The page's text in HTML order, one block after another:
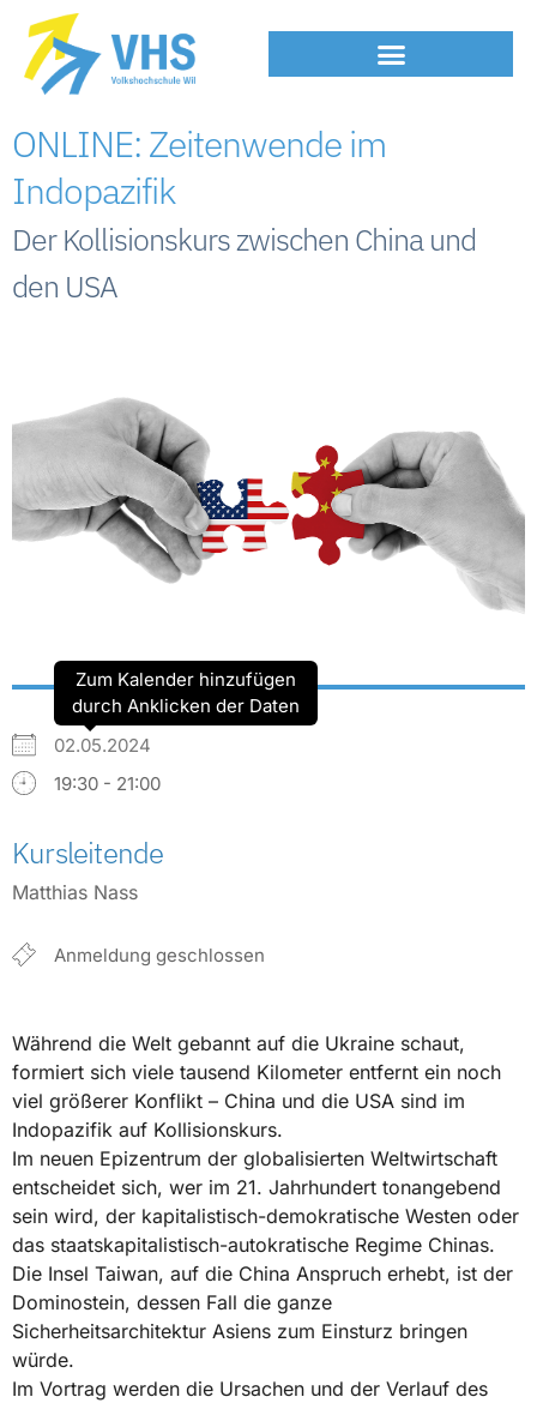
ONLINE: Zeitenwende im
Indopazifik
Der Kollisionskurs zwischen China und
den USA
02.05.2024
Zum Kalender hinzufügen
durch Anklicken der Daten
19:30 - 21:00
Kursleitende
Matthias Nass
Anmeldung geschlossen
Während die Welt gebannt auf die Ukraine schaut,
formiert sich viele tausend Kilometer entfernt ein noch
viel größerer Konflikt – China und die USA sind im
Indopazifik auf Kollisionskurs.
Im neuen Epizentrum der globalisierten Weltwirtschaft
entscheidet sich, wer im 21. Jahrhundert tonangebend
sein wird, der kapitalistisch-demokratische Westen oder
das staatskapitalistisch-autokratische Regime Chinas.
Die Insel Taiwan, auf die China Anspruch erhebt, ist der
Dominostein, dessen Fall die ganze
Sicherheitsarchitektur Asiens zum Einsturz bringen
würde.
Im Vortrag werden die Ursachen und der Verlauf des